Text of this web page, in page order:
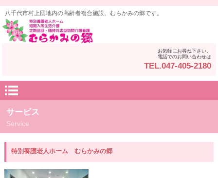
八千代市村上団地内の高齢者複合施設。むらかみの郷です。
お気軽にお尋ね下さい。
電話でのお問い合わせは
TEL.047-405-2180
サービス
Service
特別養護老人ホーム むらかみの郷